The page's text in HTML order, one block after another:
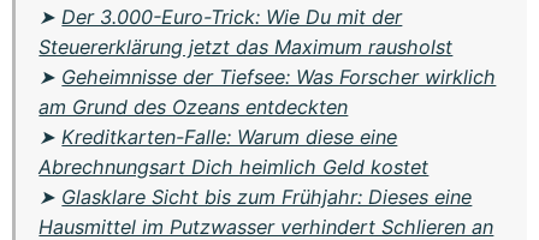
➤ Der 3.000-Euro-Trick: Wie Du mit der
Steuererklärung jetzt das Maximum rausholst
➤ Geheimnisse der Tiefsee: Was Forscher wirklich
am Grund des Ozeans entdeckten
➤ Kreditkarten-Falle: Warum diese eine
Abrechnungsart Dich heimlich Geld kostet
➤ Glasklare Sicht bis zum Frühjahr: Dieses eine
Hausmittel im Putzwasser verhindert Schlieren an